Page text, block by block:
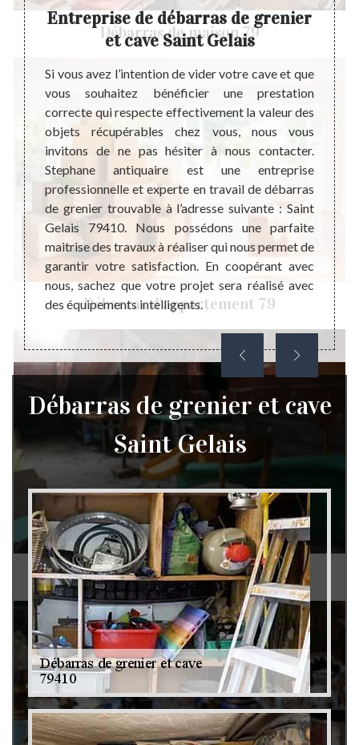
Débarras de maison 79
Débarras d'appartement 79
Débarras de grenier et cave 79
le
de
cave
de
les
vous
Entreprise de débarras de grenier
et cave Saint Gelais
Si vous avez l’intention de vider votre cave et que
vous souhaitez bénéficier une prestation
correcte qui respecte effectivement la valeur des
objets récupérables chez vous, nous vous
invitons de ne pas hésiter à nous contacter.
Stephane antiquaire est une entreprise
professionnelle et experte en travail de débarras
de grenier trouvable à l’adresse suivante : Saint
Gelais 79410. Nous possédons une parfaite
maitrise des travaux à réaliser qui nous permet de
garantir votre satisfaction. En coopérant avec
nous, sachez que votre projet sera réalisé avec
des équipements intelligents.
Un
est
être
des
de
Débarras de grenier et cave
Saint Gelais